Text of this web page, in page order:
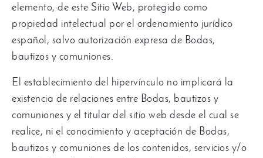
elemento, de este Sitio Web, protegido como
propiedad intelectual por el ordenamiento jurídico
español, salvo autorización expresa de Bodas,
bautizos y comuniones.
El establecimiento del hipervínculo no implicará la
existencia de relaciones entre Bodas, bautizos y
comuniones y el titular del sitio web desde el cual se
realice, ni el conocimiento y aceptación de Bodas,
bautizos y comuniones de los contenidos, servicios y/o